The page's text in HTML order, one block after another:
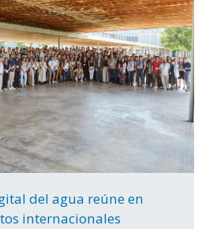
del agua reúne en
internacionales